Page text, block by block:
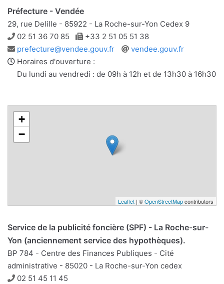
Préfecture - Vendée
29, rue Delille - 85922 - La Roche-sur-Yon Cedex 9
Téléphone
02 51 36 70 85 Télécopie
+33 2 51 05 51 38
Adresse
e-
mail
prefecture@vendee.gouv.fr
Site
vendee.gouv.fr
Horaires d'ouverture :
Du lundi au vendredi : de 09h à 12h et de 13h30 à 16h30
+
−
Leaflet | ©OpenStreetMapcontributors
Service de la publicité foncière (SPF) - La Roche-sur-
Yon (anciennement service des hypothèques).
BP 784 - Centre des Finances Publiques - Cité
administrative - 85020 - La Roche-sur-Yon cedex
Téléphone
02 51 45 11 45